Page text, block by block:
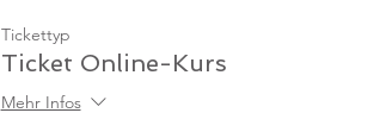
Tickettyp
Ticket Online-Kurs
Mehr Infos